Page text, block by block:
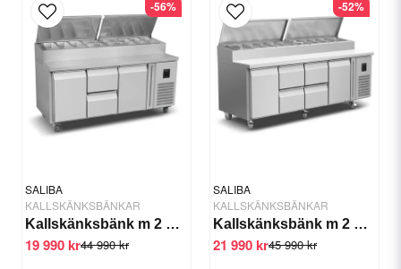
SALIBA
KALLSKÄNKSBÄNKAR
Kallskänksbänk m 2 dörrar 2 draglådor 1/4 GN
44 990 kr
19 990 kr
-56%
SALIBA
KALLSKÄNKSBÄNKAR
Kallskänksbänk m 2 dörrar 4 draglådor 1/4 GN
45 990 kr
21 990 kr
-52%
email
E-postadress
Ja, ni får publicera min fråga